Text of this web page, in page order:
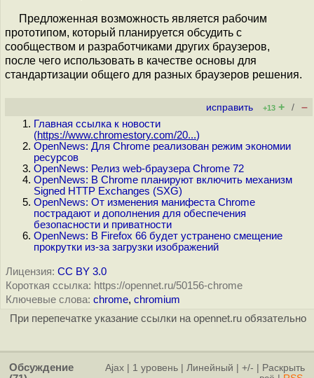
Предложенная возможность является рабочим
прототипом, который планируется обсудить с
сообществом и разработчиками других браузеров,
после чего использовать в качестве основы для
стандартизации общего для разных браузеров решения.
исправить +13 + / –
Главная ссылка к новости
(https://www.chromestory.com/20...)
OpenNews: Для Chrome реализован режим экономии
ресурсов
OpenNews: Релиз web-браузера Chrome 72
OpenNews: В Chrome планируют включить механизм
Signed HTTP Exchanges (SXG)
OpenNews: От изменения манифеста Chrome
пострадают и дополнения для обеспечения
безопасности и приватности
OpenNews: В Firefox 66 будет устранено смещение
прокрутки из-за загрузки изображений
Лицензия: CC BY 3.0
Короткая ссылка: https://opennet.ru/50156-chrome
Ключевые слова: chrome, chromium
При перепечатке указание ссылки на opennet.ru обязательно
Обсуждение
Ajax 1 уровень Линейный +/-
Раскрыть